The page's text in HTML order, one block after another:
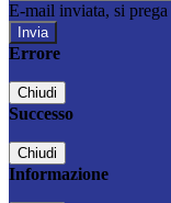
E-mail inviata, si
Errore
Chiudi
Successo
Chiudi
Informazione